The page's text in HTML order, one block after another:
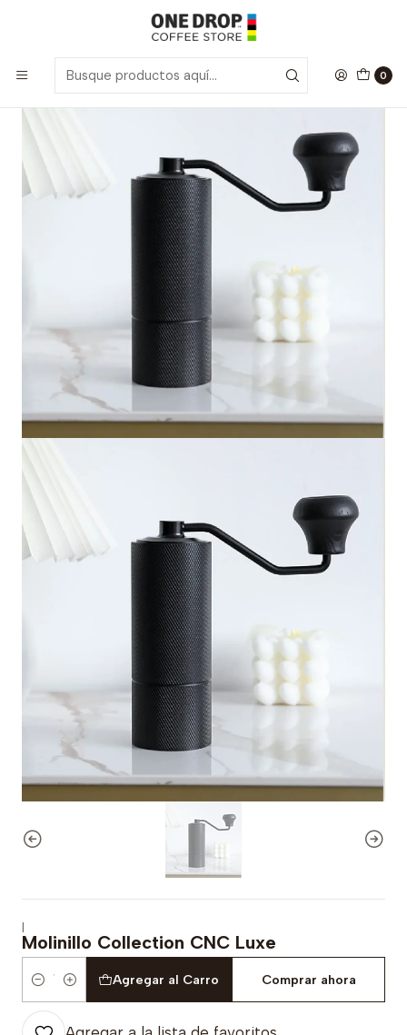
0
Accesorios Café Molinillo Collection CNC Luxe
|
Molinillo Collection CNC Luxe
Cantidad
Agregar al Carro Comprar ahora